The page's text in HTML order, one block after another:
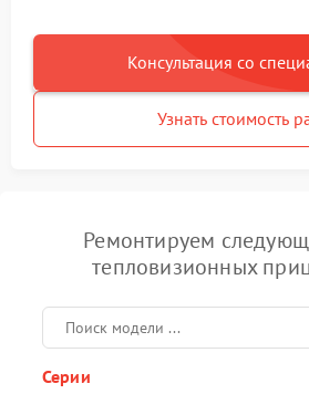
Консультация со
Узнать стоимость
Ремонтируем
тепловизионных
Серии